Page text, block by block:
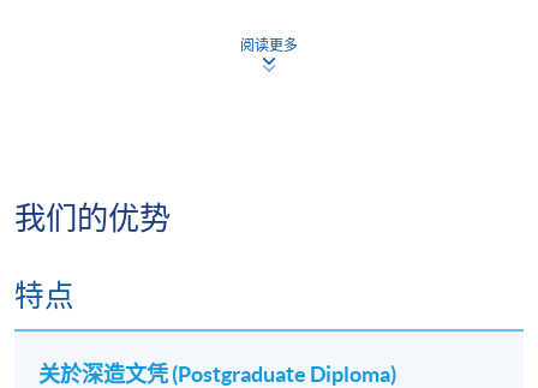
学员修毕课程，上课出席率达70%或以上，并通过评核
上课详情
所有课程（除「综合能力单元」外）将於星期日上下
阅读更多
我们的优势
特点
关於深造文凭 (Postgraduate Diploma)